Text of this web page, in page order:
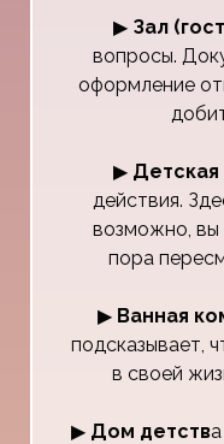
▶ Зал
вопросы.
оформление
▶
действия.
возможно, вы
пора
▶ Ванная
подсказывает,
в своей
▶ Дом детств